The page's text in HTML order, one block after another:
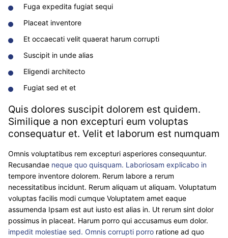
Fuga expedita fugiat sequi
Placeat inventore
Et occaecati velit quaerat harum corrupti
Suscipit in unde alias
Eligendi architecto
Fugiat sed et et
Quis dolores suscipit dolorem est quidem.
Similique a non excepturi eum voluptas
consequatur et. Velit et laborum est numquam
Omnis voluptatibus rem excepturi asperiores consequuntur.
Recusandae neque quo quisquam. Laboriosam explicabo in
tempore inventore dolorem. Rerum labore a rerum
necessitatibus incidunt. Rerum aliquam ut aliquam. Voluptatum
voluptas facilis modi cumque Voluptatem amet eaque
assumenda Ipsam est aut iusto est alias in. Ut rerum sint dolor
possimus in placeat. Harum porro qui accusamus eum dolor.
impedit molestiae sed. Omnis corrupti porro ratione ad quo